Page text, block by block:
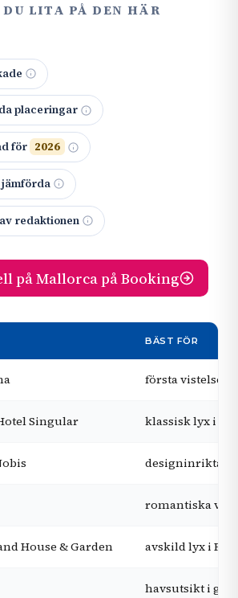
LITA PÅ DEN HÄR
placeringar
för 2026
redaktionen
på Mallorca på Booking
BÄST FÖR
första vistelsen
Singular klassisk lyx i
romantiska
House & Garden avskild lyx i
havsutsikt i